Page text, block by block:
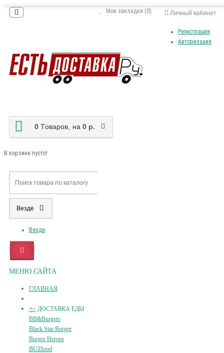
Личный кабинет
Регистрация
Авторизация
Мои закладки (0)
0 Tоваров, на 0 р.
В корзине пусто!
Везде
Везде
МЕНЮ САЙТА
ГЛАВНАЯ
+- ДОСТАВКА ЕДЫ
BB&Burgers
Black Star Burger
Burger Heroes
BUZfood